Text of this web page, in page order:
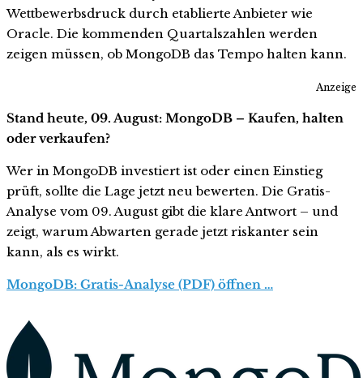
Wettbewerbsdruck durch etablierte Anbieter wie
Oracle. Die kommenden Quartalszahlen werden
zeigen müssen, ob MongoDB das Tempo halten kann.
Anzeige
Stand heute, 09. August: MongoDB – Kaufen, halten
oder verkaufen?
Wer in MongoDB investiert ist oder einen Einstieg
prüft, sollte die Lage jetzt neu bewerten. Die Gratis-
Analyse vom 09. August gibt die klare Antwort – und
zeigt, warum Abwarten gerade jetzt riskanter sein
kann, als es wirkt.
MongoDB: Gratis-Analyse (PDF) öffnen …